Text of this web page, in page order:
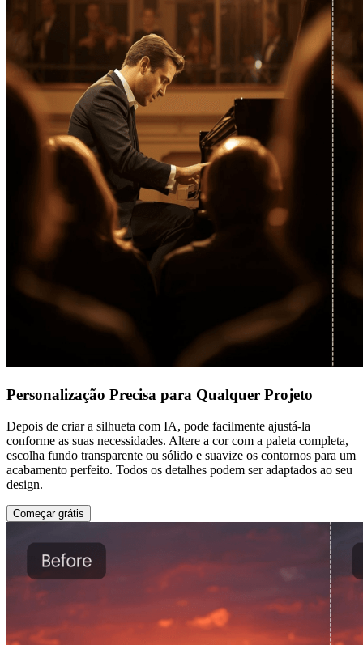
Personalização Precisa para Qualquer Projeto
Depois de criar a silhueta com IA, pode facilmente ajustá-la
conforme as suas necessidades. Altere a cor com a paleta completa,
escolha fundo transparente ou sólido e suavize os contornos para um
acabamento perfeito. Todos os detalhes podem ser adaptados ao seu
design.
Começar grátis